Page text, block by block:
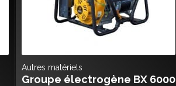
Autres matériels
Groupe électrogène BX 6000